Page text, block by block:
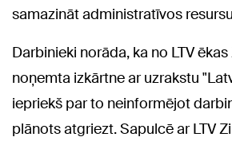
samazināt administratīvos
Darbinieki norāda, ka no LTV
noņemta izkārtne ar uzrakstu
iepriekš par to neinformējot
plānots atgriezt. Sapulcē ar LTV